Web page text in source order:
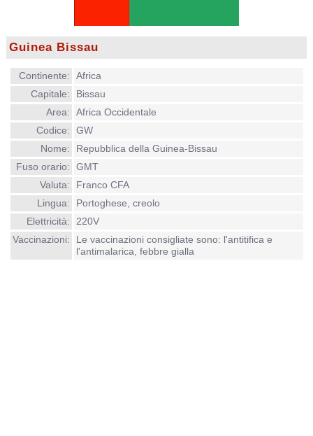
Guinea Bissau
Continente:
Africa
Capitale:
Bissau
Area:
Africa Occidentale
Codice:
GW
Nome:
Repubblica della Guinea-Bissau
Fuso orario:
GMT
Valuta:
Franco CFA
Lingua:
Portoghese, creolo
Elettricità:
220V
Vaccinazioni:
Le vaccinazioni consigliate sono: l'antitifica e
l'antimalarica, febbre gialla